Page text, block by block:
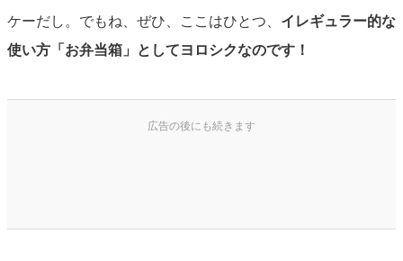
ケーだし。でもね、ぜひ、ここはひとつ、 イレギュラー的な
使い方「お弁当箱」としてヨロシクなのです！